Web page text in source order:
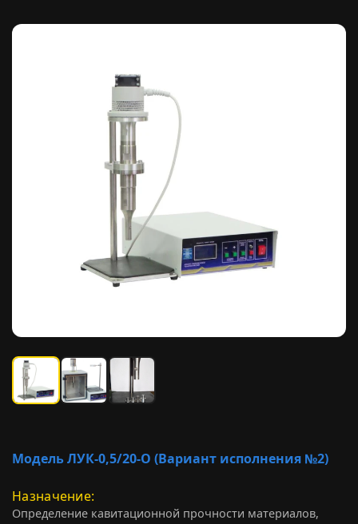
Модель ЛУК-0,5/20-О (Вариант исполнения №2)
Назначение
Определение кавитационной прочности материалов,